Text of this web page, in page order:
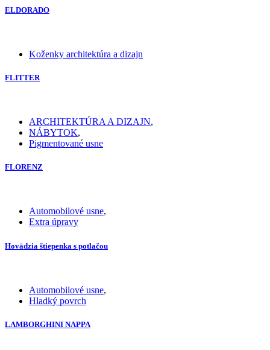
ELDORADO
Koženky architektúra a dizajn
FLITTER
ARCHITEKTÚRA A DIZAJN,
NÁBYTOK,
Pigmentované usne
FLORENZ
Automobilové usne,
Extra úpravy
Hovädzia štiepenka s potlačou
Automobilové usne,
Hladký povrch
LAMBORGHINI NAPPA